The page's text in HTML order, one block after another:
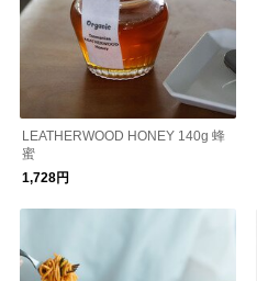
LEATHERWOOD HONEY 140g 蜂
蜜
1,728円